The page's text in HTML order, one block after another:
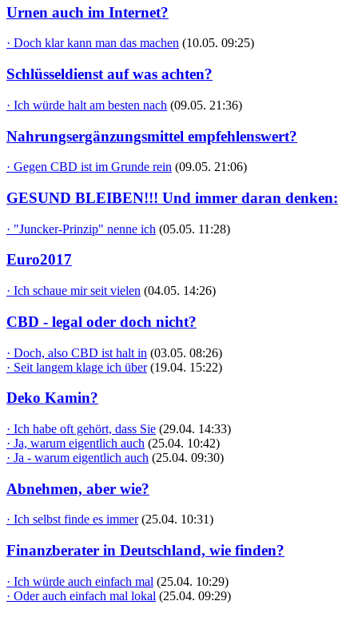
Urnen auch im Internet?
· Doch klar kann man das machen (10.05. 09:25)
Schlüsseldienst auf was achten?
· Ich würde halt am besten nach (09.05. 21:36)
Nahrungsergänzungsmittel empfehlenswert?
· Gegen CBD ist im Grunde rein (09.05. 21:06)
GESUND BLEIBEN!!! Und immer daran denken:
· "Juncker-Prinzip" nenne ich (05.05. 11:28)
Euro2017
· Ich schaue mir seit vielen (04.05. 14:26)
CBD - legal oder doch nicht?
· Doch, also CBD ist halt in (03.05. 08:26)
· Seit langem klage ich über (19.04. 15:22)
Deko Kamin?
· Ich habe oft gehört, dass Sie (29.04. 14:33)
· Ja, warum eigentlich auch (25.04. 10:42)
· Ja - warum eigentlich auch (25.04. 09:30)
Abnehmen, aber wie?
· Ich selbst finde es immer (25.04. 10:31)
Finanzberater in Deutschland, wie finden?
· Ich würde auch einfach mal (25.04. 10:29)
· Oder auch einfach mal lokal (25.04. 09:29)